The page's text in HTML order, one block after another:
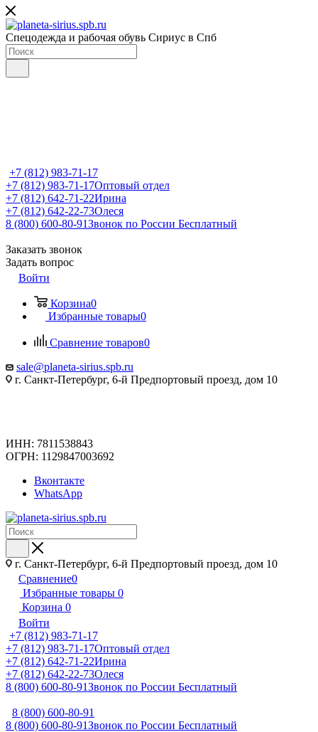
Спецодежда и рабочая обувь Сириус в Спб
+7 (812) 983-71-17
+7 (812) 983-71-17Оптовый отдел
+7 (812) 642-71-22Ирина
+7 (812) 642-22-73Олеся
8 (800) 600-80-91Звонок по России Бесплатный
Заказать звонок
Задать вопрос
Войти
Корзина0
Избранные товары0
Сравнение товаров0
sale@planeta-sirius.spb.ru
г. Санкт-Петербург, 6-й Предпортовый проезд, дом 10
ИНН: 7811538843
ОГРН: 1129847003692
Вконтакте
WhatsApp
г. Санкт-Петербург, 6-й Предпортовый проезд, дом 10
Сравнение0
Избранные товары 0
Корзина 0
Войти
+7 (812) 983-71-17
+7 (812) 983-71-17Оптовый отдел
+7 (812) 642-71-22Ирина
+7 (812) 642-22-73Олеся
8 (800) 600-80-91Звонок по России Бесплатный
8 (800) 600-80-91
8 (800) 600-80-91Звонок по России Бесплатный